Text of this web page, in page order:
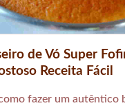
de Vó Super
Receita Fácil
fazer um autêntico